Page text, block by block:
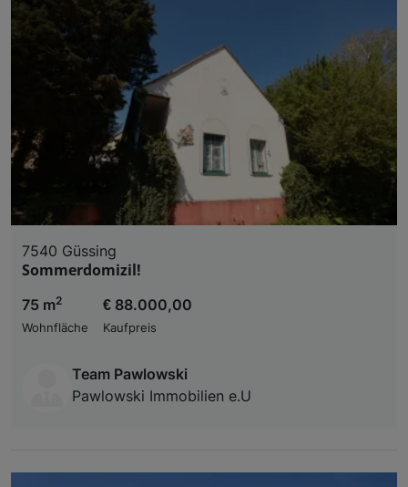
7540 Güssing
Sommerdomizil!
75 m2
Wohnfläche
€ 88.000,00
Kaufpreis
Team Pawlowski
Pawlowski Immobilien e.U